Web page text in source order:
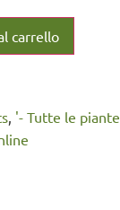
carrello
'- Tutte le piante